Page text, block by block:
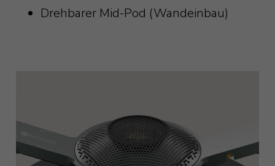
Drehbarer Mid-Pod (Wandeinbau)